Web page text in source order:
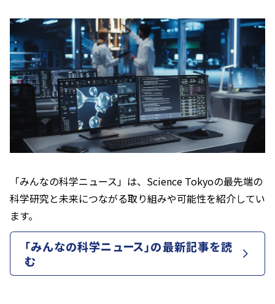
「みんなの科学ニュース」は、Science Tokyoの最先端の
科学研究と未来につながる取り組みや可能性を紹介してい
ます。
「みんなの科学ニュース」の最新記事を読
む